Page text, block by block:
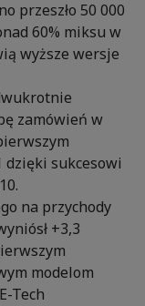
przeszło 50 000
60% miksu w
wyższe wersje
zamówień w
dzięki sukcesowi
na przychody
+3,3
modelom
Tech